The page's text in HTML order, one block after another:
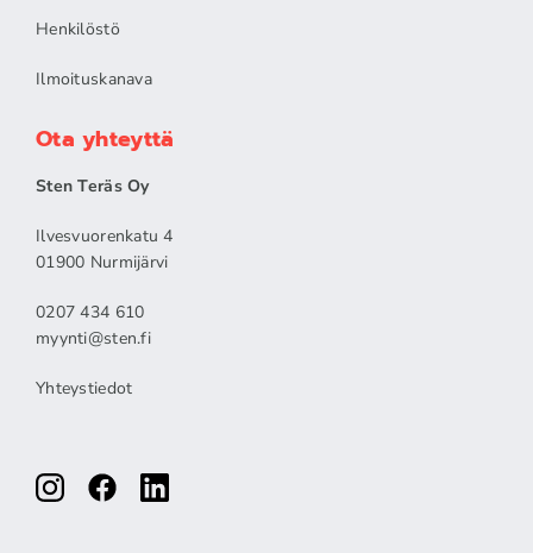
Henkilöstö
Ilmoituskanava
Ota yhteyttä
Sten Teräs Oy
Ilvesvuorenkatu 4
01900 Nurmijärvi
0207 434 610
myynti@sten.fi
Yhteystiedot